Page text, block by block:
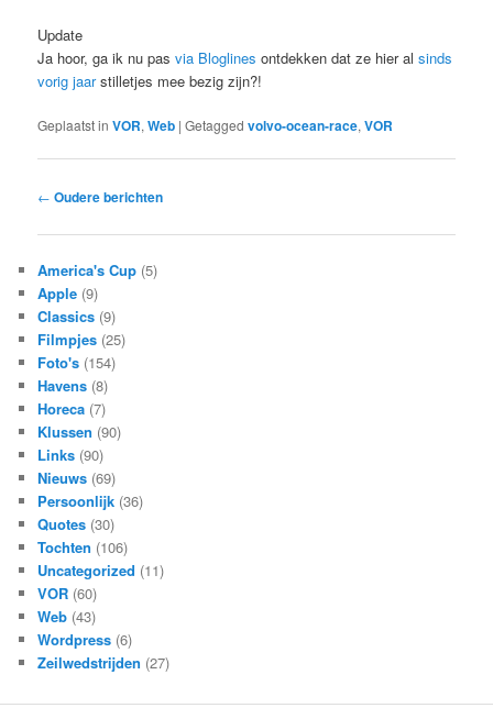
Update
Ja hoor, ga ik nu pasvia Bloglines ontdekken dat ze hier alsinds
vorig jaarstilletjes mee bezig zijn?!
Geplaatst in VOR,Web |Getagged volvo-ocean-race,VOR
Bericht
← Oudere berichten
America's Cup (5)
Apple (9)
Classics (9)
Filmpjes (25)
Foto's (154)
Havens (8)
Horeca (7)
Klussen (90)
Links (90)
Nieuws (69)
Persoonlijk (36)
Quotes (30)
Tochten (106)
Uncategorized (11)
VOR (60)
Web (43)
Wordpress (6)
Zeilwedstrijden (27)